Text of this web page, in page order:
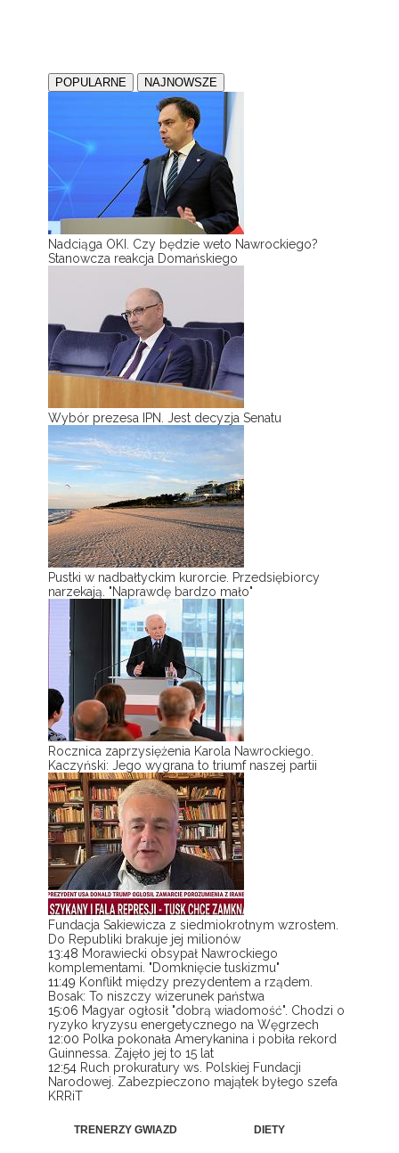
POPULARNE NAJNOWSZE
Nadciąga OKI. Czy będzie weto Nawrockiego?
Stanowcza reakcja Domańskiego
Wybór prezesa IPN. Jest decyzja Senatu
Pustki w nadbałtyckim kurorcie. Przedsiębiorcy
narzekają. "Naprawdę bardzo mało"
Rocznica zaprzysiężenia Karola Nawrockiego.
Kaczyński: Jego wygrana to triumf naszej partii
Fundacja Sakiewicza z siedmiokrotnym wzrostem.
Do Republiki brakuje jej milionów
13:48 Morawiecki obsypał Nawrockiego
komplementami. "Domknięcie tuskizmu"
11:49 Konflikt między prezydentem a rządem.
Bosak: To niszczy wizerunek państwa
15:06 Magyar ogłosił "dobrą wiadomość". Chodzi o
ryzyko kryzysu energetycznego na Węgrzech
12:00 Polka pokonała Amerykanina i pobiła rekord
Guinnessa. Zajęło jej to 15 lat
12:54 Ruch prokuratury ws. Polskiej Fundacji
Narodowej. Zabezpieczono majątek byłego szefa
KRRiT
TRENERZY GWIAZD DIETY